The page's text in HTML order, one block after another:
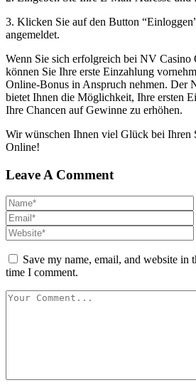
3. Klicken Sie auf den Button
angemeldet.
Wenn Sie sich erfolgreich bei NV Casino
können Sie Ihre erste Einzahlung
Online-Bonus in Anspruch nehmen. Der
bietet Ihnen die Möglichkeit, Ihre ersten
Ihre Chancen auf Gewinne zu erhöhen.
Wir wünschen Ihnen viel Glück bei Ihren
Online!
Leave A Comment
Save my name, email, and website in
time I comment.